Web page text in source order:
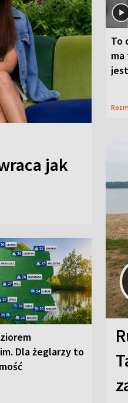
jak
To
Dla żeglarzy to